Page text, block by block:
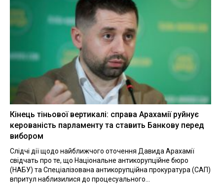
Кінець тіньової вертикалі: справа Арахамії руйнує
керованість парламенту та ставить Банкову перед
вибором
Слідчі дії щодо найближчого оточення Давида Арахамії
свідчать про те, що Національне антикорупційне бюро
(НАБУ) та Спеціалізована антикорупційна прокуратура (САП)
впритул наблизилися до процесуального...